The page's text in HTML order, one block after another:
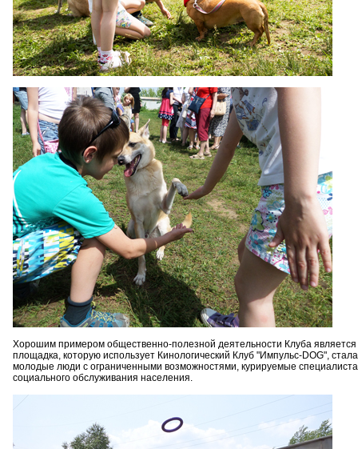
Хорошим примером общественно-полезной деятельности Клуба
площадка, которую использует Кинологический Клуб "Импульс-DOG",
молодые люди с ограниченными возможностями, курируемые
социального обслуживания населения.